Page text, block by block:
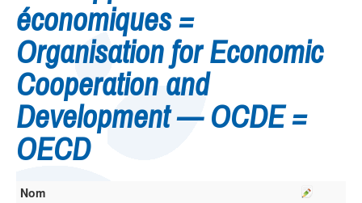
économiques =
Organisation for Economic
Cooperation and
Development — OCDE =
OECD
Nom